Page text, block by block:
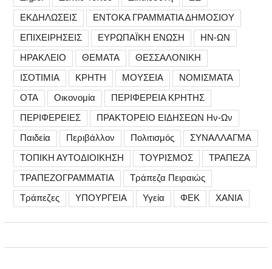
ΕΚΔΗΛΩΣΕΙΣ
ΕΝΤΟΚΑ ΓΡΑΜΜΑΤΙΑ ΔΗΜΟΣΙΟΥ
ΕΠΙΧΕΙΡΗΣΕΙΣ
ΕΥΡΩΠΑΪΚΗ ΕΝΩΣΗ
ΗΝ-ΩΝ
ΗΡΑΚΛΕΙΟ
ΘΕΜΑΤΑ
ΘΕΣΣΑΛΟΝΙΚΗ
ΙΣΟΤΙΜΙΑ
ΚΡΗΤΗ ΜΟΥΣΕΙΑ
ΝΟΜΙΣΜΑΤΑ
ΟΤΑ
Οικονομία
ΠΕΡΙΦΕΡΕΙΑ ΚΡΗΤΗΣ
ΠΕΡΙΦΕΡΕΙΕΣ
ΠΡΑΚΤΟΡΕΙΟ ΕΙΔΗΣΕΩΝ Ην-Ων
Παιδεία
Περιβάλλον Πολιτισμός
ΣΥΝΑΛΛΑΓΜΑ
ΤΟΠΙΚΗ ΑΥΤΟΔΙΟΙΚΗΣΗ
ΤΟΥΡΙΣΜΟΣ
ΤΡΑΠΕΖΑ
ΤΡΑΠΕΖΟΓΡΑΜΜΑΤΙΑ
Τράπεζα Πειραιώς
Τράπεζες
ΥΠΟΥΡΓΕΙΑ Υγεία ΦΕΚ ΧΑΝΙΑ